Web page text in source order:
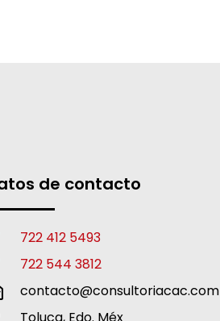
de contacto
722 412 5493
722 544 3812
contacto@consultoriacac.com